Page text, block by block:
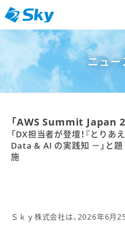
ニュー
「AWS Summit Japan
「DX担当者が登壇！『とりあ
Data & AI の実践知 －」と
施
Ｓｋｙ株式会社は、2026年6月25